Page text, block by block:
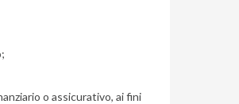
o assicurativo, ai fini